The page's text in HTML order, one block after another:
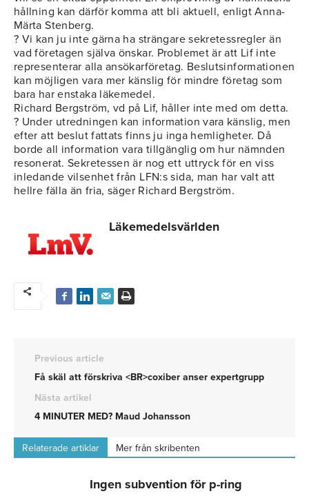
hållning kan därför komma att bli aktuell, enligt Anna-
Märta Stenberg.
? Vi kan ju inte gärna ha strängare sekretessregler än
vad företagen själva önskar. Problemet är att Lif inte
representerar alla ansökarföretag. Beslutsinformationen
kan möjligen vara mer känslig för mindre företag som
bara har enstaka läkemedel.
Richard Bergström, vd på Lif, håller inte med om detta.
? Under utredningen kan information vara känslig, men
efter att beslut fattats finns ju inga hemligheter. Då
borde all information vara tillgänglig om hur nämnden
resonerat. Sekretessen är nog ett uttryck för en viss
inledande vilsenhet från LFN:s sida, man har valt att
hellre fälla än fria, säger Richard Bergström.
Läkemedelsvärlden
Previous article
Få skäl att förskriva <BR>coxiber anser expertgrupp
Nästa artikel
4 MINUTER MED? Maud Johansson
Relaterade artiklar Mer från skribenten
Ingen subvention för p-ring